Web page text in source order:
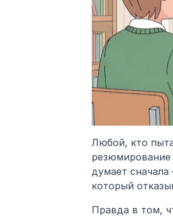
Любой, кто
думает
который
Правда в том,